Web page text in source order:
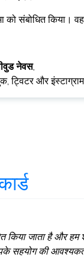
संबोधित किया।
नेवस,
ट्विटर और
जाता है और
सहयोग की